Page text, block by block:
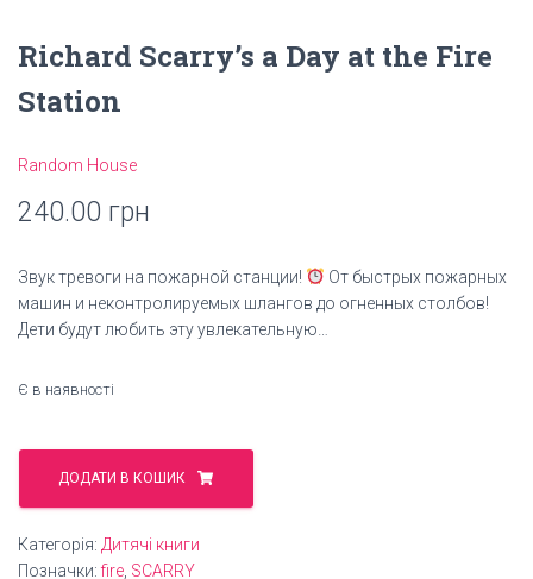
Richard Scarry’s a Day at the Fire
Station
Random House
240.00 грн
Звук тревоги на пожарной станции!
От быстрых пожарных
машин и неконтролируемых шлангов до огненных столбов!
Дети будут любить эту увлекательную…
Є в наявності
Richard
Scarry's
a
at
ДОДАТИ В КОШИК
Категорія: Дитячі книги
Позначки:fire SCARRY